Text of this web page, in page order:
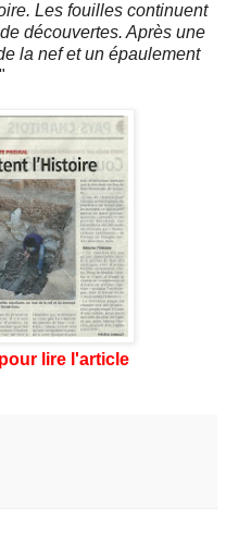
Les fouilles continuent
découvertes. Après une
la nef et un épaulement
lire l'article